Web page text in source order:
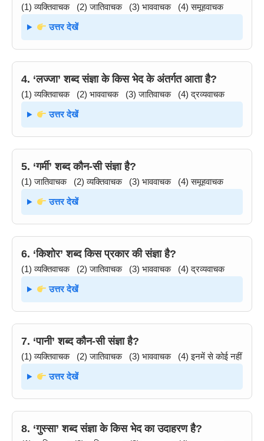
(1) व्यक्तिवाचक (2) जातिवाचक (3) भाववाचक (4) समूहवाचक
उत्तर देखें
4. ‘लज्जा’ शब्द संज्ञा के किस भेद के अंतर्गत आता है?
(1) व्यक्तिवाचक (2) भाववाचक (3) जातिवाचक (4) द्रव्यवाचक
उत्तर देखें
5. ‘गर्मी’ शब्द कौन-सी संज्ञा है?
(1) जातिवाचक (2) व्यक्तिवाचक (3) भाववाचक (4) समूहवाचक
उत्तर देखें
6. ‘किशोर’ शब्द किस प्रकार की संज्ञा है?
(1) व्यक्तिवाचक (2) जातिवाचक (3) भाववाचक (4) द्रव्यवाचक
उत्तर देखें
7. ‘पानी’ शब्द कौन-सी संज्ञा है?
(1) व्यक्तिवाचक (2) जातिवाचक (3) भाववाचक (4) इनमें से कोई नहीं
उत्तर देखें
8. ‘गुस्सा’ शब्द संज्ञा के किस भेद का उदाहरण है?